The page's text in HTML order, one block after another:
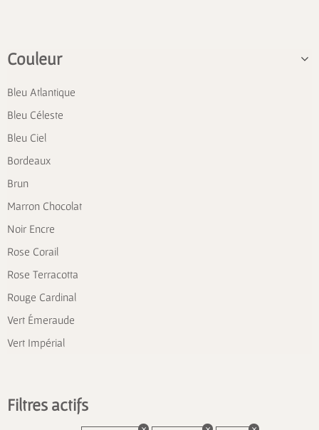
Couleur
Bleu Atlantique
Bleu Céleste
Bleu Ciel
Bordeaux
Brun
Marron Chocolat
Noir Encre
Rose Corail
Rose Terracotta
Rouge Cardinal
Vert Émeraude
Vert Impérial
Filtres actifs